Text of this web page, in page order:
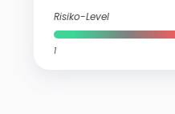
Risiko-Level
1